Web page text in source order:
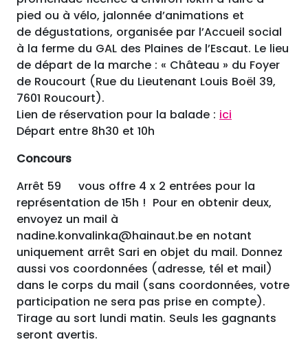
pied ou à vélo, jalonnée d’animations et
de dégustations, organisée par l’Accueil social
à la ferme du GAL des Plaines de l’Escaut. Le lieu
de départ de la marche : « Château » du Foyer
de Roucourt (Rue du Lieutenant Louis Boël 39,
7601 Roucourt).
Lien de réservation pour la balade : ici
Départ entre 8h30 et 10h
Concours
Arrêt 59 vous offre 4 x 2 entrées pour la
représentation de 15h ! Pour en obtenir deux,
envoyez un mail à
nadine.konvalinka@hainaut.be en notant
uniquement arrêt Sari en objet du mail. Donnez
aussi vos coordonnées (adresse, tél et mail)
dans le corps du mail (sans coordonnées, votre
participation ne sera pas prise en compte).
Tirage au sort lundi matin. Seuls les gagnants
seront avertis.